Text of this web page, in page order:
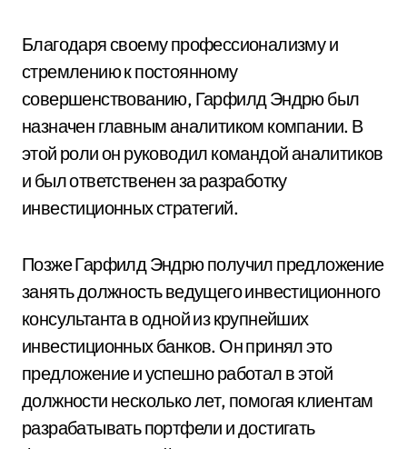
Благодаря своему профессионализму и
стремлению к постоянному
совершенствованию, Гарфилд Эндрю был
назначен главным аналитиком компании. В
этой роли он руководил командой аналитиков
и был ответственен за разработку
инвестиционных стратегий.
Позже Гарфилд Эндрю получил предложение
занять должность ведущего инвестиционного
консультанта в одной из крупнейших
инвестиционных банков. Он принял это
предложение и успешно работал в этой
должности несколько лет, помогая клиентам
разрабатывать портфели и достигать